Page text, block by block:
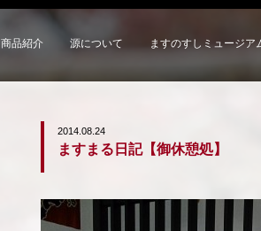
商品紹介 源について ますのすしミュージア
2014.08.24
ますまる日記【御休憩処】